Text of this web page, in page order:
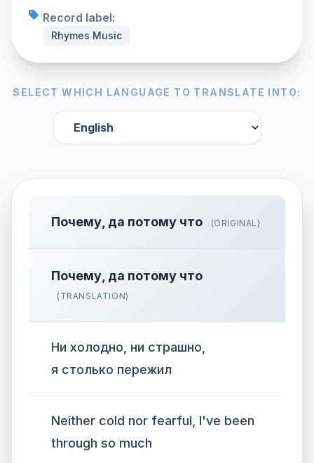
Record label:
Rhymes Music
SELECT WHICH LANGUAGE TO TRANSLATE INTO:
Почему, да потому что (ORIGINAL)
Почему, да потому что
(TRANSLATION)
Ни холодно, ни страшно,
я столько пережил
Neither cold nor fearful, I've been
through so much